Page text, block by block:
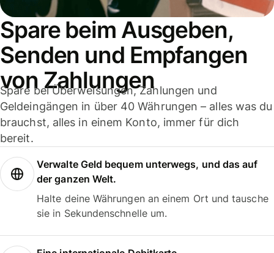
Spare beim Ausgeben,
Senden und Empfangen
von Zahlungen
Spare bei Überweisungen, Zahlungen und
Geldeingängen in über 40 Währungen – alles was du
brauchst, alles in einem Konto, immer für dich
bereit.
Verwalte Geld bequem unterwegs, und das auf
der ganzen Welt.
Halte deine Währungen an einem Ort und tausche
sie in Sekundenschnelle um.